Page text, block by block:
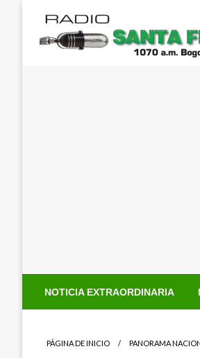
contenido
NOTICIA EXTRAORDINARIA
PÁGINA DE INICIO PANORAMA